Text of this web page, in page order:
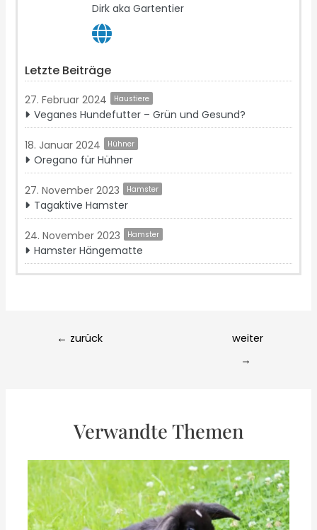
Dirk aka Gartentier
Letzte Beiträge
27. Februar 2024 Haustiere
Veganes Hundefutter – Grün und Gesund?
18. Januar 2024 Hühner
Oregano für Hühner
27. November 2023 Hamster
Tagaktive Hamster
24. November 2023 Hamster
Hamster Hängematte
← zurück
weiter
→
Verwandte Themen